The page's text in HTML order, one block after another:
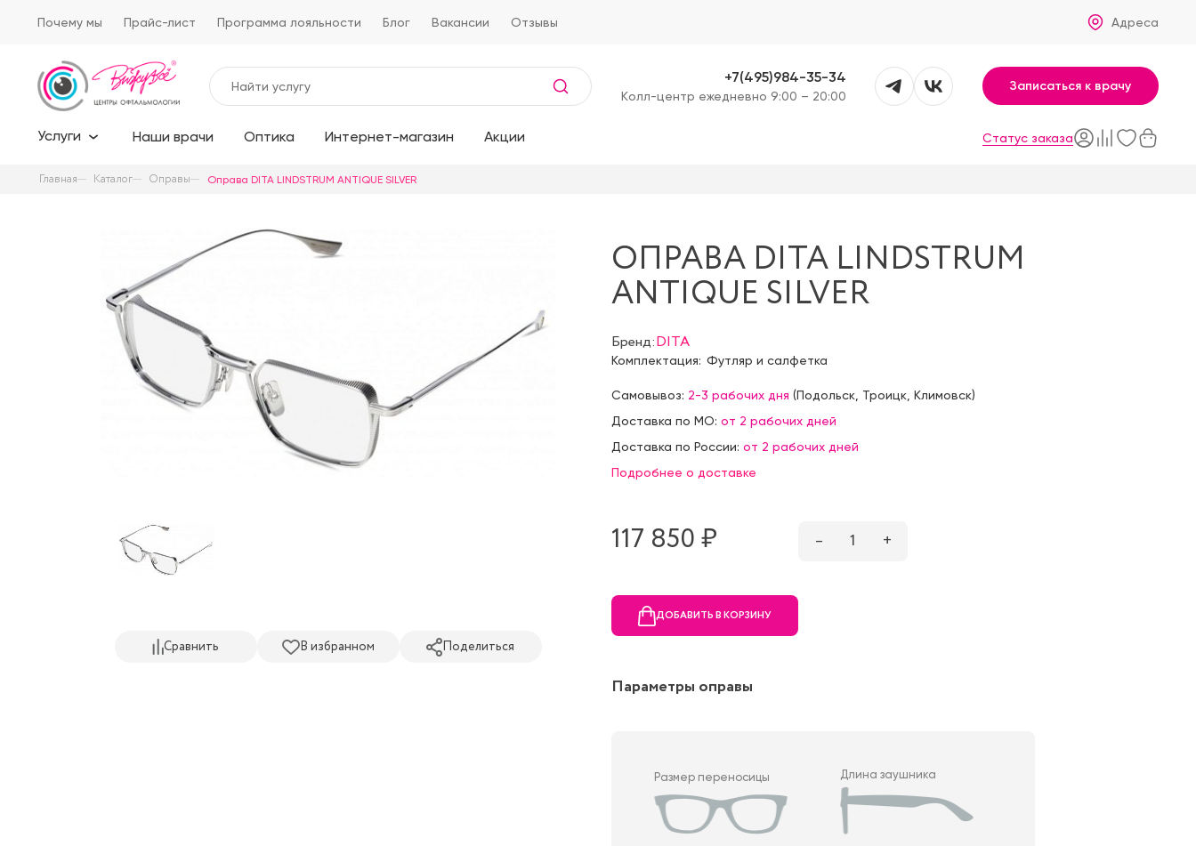
Почему мы Прайс-лист Программа лояльности Блог Вакансии Отзывы Адреса
+7(495)984-35-34
Kолл-центр ежедневно 9:00 – 20:00
Записаться к врачу
Услуги Наши врачи Оптика Интернет-магазин Акции Статус заказа
Главная Каталог Оправы Оправа DITA LINDSTRUM ANTIQUE SILVER
Сравнить В избранном Поделиться
ОПРАВА DITA LINDSTRUM
ANTIQUE SILVER
Бренд:DITA
Комплектация: Футляр и салфетка
Самовывоз: 2-3 рабочих дня (Подольск, Троицк, Климовск)
Доставка по МО: от 2 рабочих дней
Доставка по России: от 2 рабочих дней
Подробнее о доставке
117 850 ₷ – 1 +
ДОБАВИТЬ В КОРЗИНУ
Параметры оправы
Размер переносицы Длина заушника